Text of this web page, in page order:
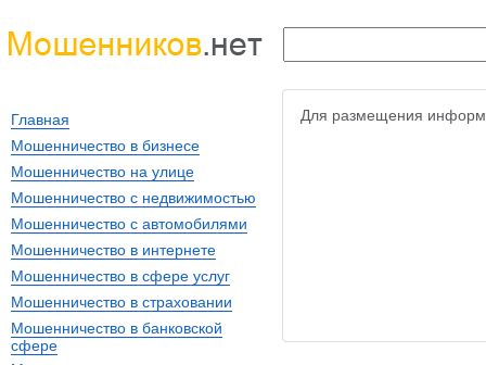
Для размещения
Главная
Мошенничество в бизнесе
Мошенничество на улице
Мошенничество с недвижимостью
Мошенничество с автомобилями
Мошенничество в интернете
Мошенничество в сфере услуг
Мошенничество в страховании
Мошенничество в банковской
сфере